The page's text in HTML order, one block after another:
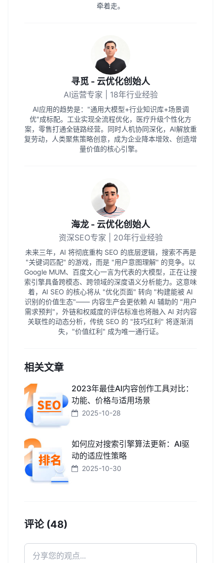
牵着走。
寻觅 - 云优化创始人
AI运营专家 | 18年行业经验
AI应用的趋势是："通用大模型+行业知识库+场景调
优"成标配。工业实现全流程优化，医疗升级个性化方
案，零售打通全链路经营。同时人机协同深化，AI解放重
复劳动，人类聚焦策略创意，成为企业降本增效、创造增
量价值的核心引擎。
海龙 - 云优化创始人
资深SEO专家 | 20年行业经验
未来三年，AI 将彻底重构 SEO 的底层逻辑，搜索不再是
"关键词匹配" 的游戏，而是 "用户意图理解" 的竞争。以
Google MUM、百度文心一言为代表的大模型，正在让搜
索引擎具备跨模态、跨领域的深度语义分析能力。这意味
着，AI SEO 的核心将从 "优化页面" 转向 "构建能被 AI
识别的价值生态"—— 内容生产会更依赖 AI 辅助的 "用户
需求预判"，外链和权威度的评估标准也将融入 AI 对内容
关联性的动态分析，传统 SEO 的 "技巧红利" 将逐渐消
失，"价值红利" 成为唯一通行证。
相关文章
2023年最佳AI内容创作工具对比：
功能、价格与适用场景
2025-10-28
如何应对搜索引擎算法更新：AI驱
动的适应性策略
2025-10-30
评论 (48)